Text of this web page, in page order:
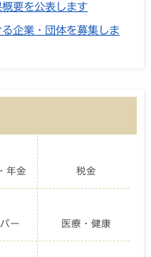
要を公表します
企業・団体を募集しま
年金 税金
ー 医療・健康